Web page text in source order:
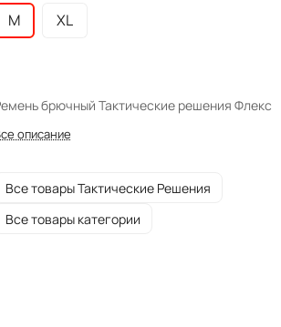
M XL
брючный Тактические решения Флекс
описание
Все товары Тактические Решения
Все товары категории